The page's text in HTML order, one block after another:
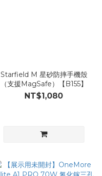
Starfield M 星砂防摔手機殼
（支援MagSafe）【B155】
NT$1,080